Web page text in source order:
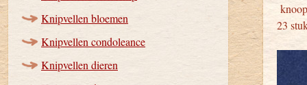
Knipvellen bloemen
Knipvellen condoleance
Knipvellen dieren
23